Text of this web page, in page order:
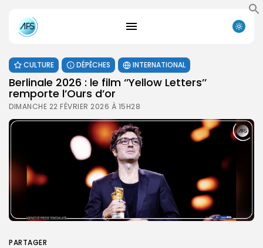
CULTURE DÉPÊCHES INTERNATIONAL
Berlinale 2026 : le film ‘’Yellow Letters’’
remporte l’Ours d’or
DIMANCHE 22 FÉVRIER 2026 À 15H28
PARTAGER